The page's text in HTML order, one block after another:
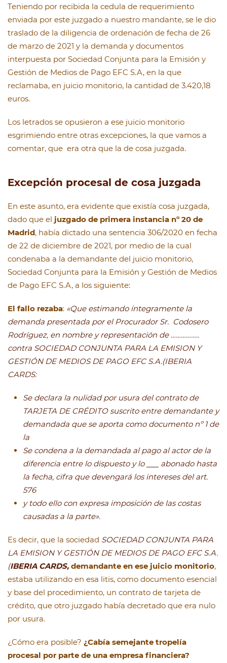
Teniendo por recibida la cedula de requerimiento
enviada por este juzgado a nuestro mandante, se le dio
traslado de la diligencia de ordenación de fecha de 26
de marzo de 2021 y la demanda y documentos
interpuesta por Sociedad Conjunta para la Emisión y
Gestión de Medios de Pago EFC S.A, en la que
reclamaba, en juicio monitorio, la cantidad de 3.420,18
euros.
Los letrados se opusieron a ese juicio monitorio
esgrimiendo entre otras excepciones, la que vamos a
comentar, que era otra que la de cosa juzgada.
Excepción procesal de cosa juzgada
En este asunto, era evidente que existía cosa juzgada,
dado que el juzgado de primera instancia nº 20 de
Madrid, había dictado una sentencia 306/2020 en fecha
de 22 de diciembre de 2021, por medio de la cual
condenaba a la demandante del juicio monitorio,
Sociedad Conjunta para la Emisión y Gestión de Medios
de Pago EFC S.A, a los siguiente:
El fallo rezaba: «Que estimando íntegramente la
demanda presentada por el Procurador Sr. Codosero
Rodríguez, en nombre y representación de ……………..
contra SOCIEDAD CONJUNTA PARA LA EMISION Y
GESTIÓN DE MEDIOS DE PAGO EFC S.A.(IBERIA
CARDS:
Se declara la nulidad por usura del contrato de
TARJETA DE CRÉDITO suscrito entre demandante y
demandada que se aporta como documento nº 1 de
la
Se condena a la demandada al pago al actor de la
diferencia entre lo dispuesto y lo
abonado hasta
la fecha, cifra que devengará los intereses del art.
576
y todo ello con expresa imposición de las costas
causadas a la parte».
Es decir, que la sociedad SOCIEDAD CONJUNTA PARA
LA EMISION Y GESTIÓN DE MEDIOS DE PAGO EFC S.A.
(IBERIA CARDS, demandante en ese juicio monitorio,
estaba utilizando en esa litis, como documento esencial
y base del procedimiento, un contrato de tarjeta de
crédito, que otro juzgado había decretado que era nulo
por usura.
¿Cómo era posible? ¿Cabía semejante tropelía
procesal por parte de una empresa financiera?